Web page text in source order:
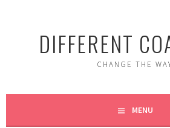
DIFFERENT
CHANGE THE
MENU